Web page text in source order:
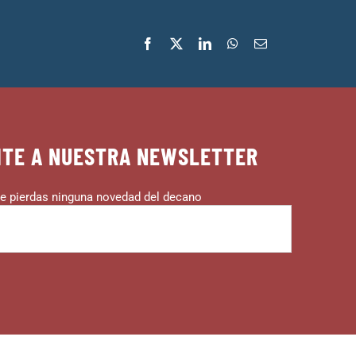
A NUESTRA NEWSLETTER
pierdas ninguna novedad del decano